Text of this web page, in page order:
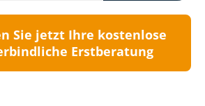
Sie jetzt Ihre kostenlose
Erstberatung